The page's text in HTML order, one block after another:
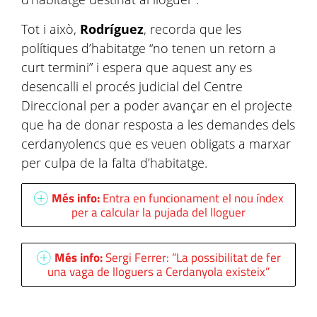
Tot i això, Rodríguez, recorda que les
polítiques d’habitatge “no tenen un retorn a
curt termini” i espera que aquest any es
desencalli el procés judicial del Centre
Direccional per a poder avançar en el projecte
que ha de donar resposta a les demandes dels
cerdanyolencs que es veuen obligats a marxar
per culpa de la falta d’habitatge.
Més info:Entra en funcionament el nou índex
per a calcular la pujada del lloguer
Més info:Sergi Ferrer: “La possibilitat de fer
una vaga de lloguers a Cerdanyola existeix”